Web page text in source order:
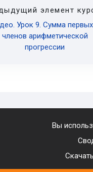
элемент
Урок 9. Сумма
членов арифметической
прогрессии
Вы